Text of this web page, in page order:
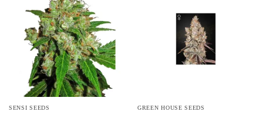
SENSI SEEDS GREEN HOUSE SEEDS